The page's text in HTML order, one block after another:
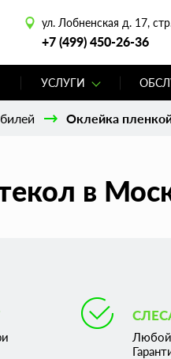
ул. Лобненская д. 17,
+7 (499) 450-26-36
УСЛУГИ
Оклейка
в